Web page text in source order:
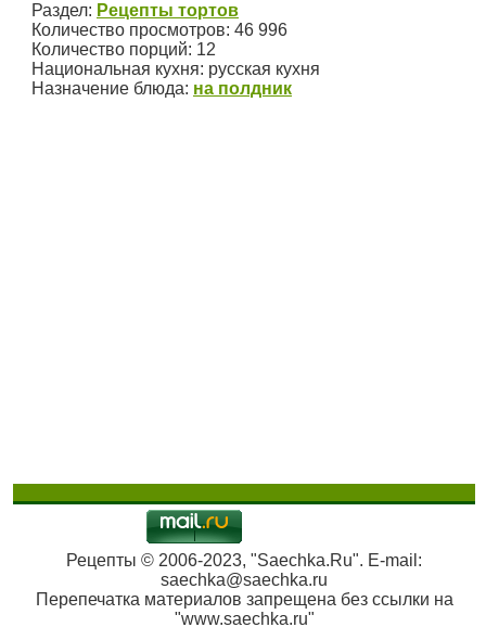
Раздел: Рецепты тортов
Количество просмотров: 46 996
Количество порций: 12
Национальная кухня: русская кухня
Назначение блюда: на полдник
Рецепты © 2006-2023, "Saechka.Ru". E-mail:
saechka@saechka.ru
Перепечатка материалов запрещена без ссылки на
"www.saechka.ru"